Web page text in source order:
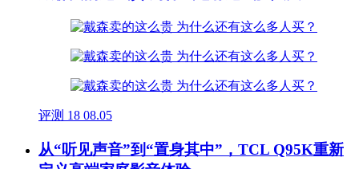
评测 18 08.05
从“听见声音”到“置身其中”，TCL Q95K重新